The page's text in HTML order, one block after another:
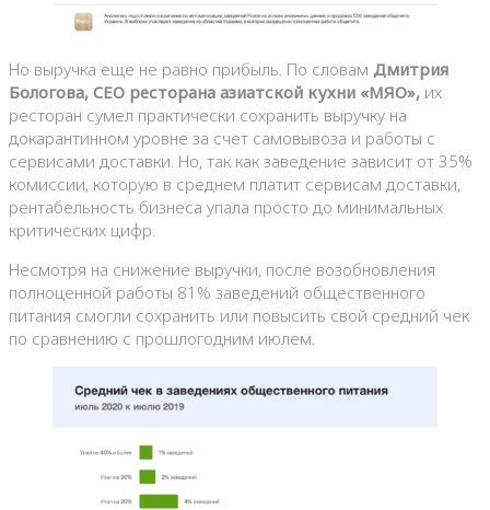
Но выручка еще не равно прибыль. По словам Дмитрия
Бологова, CEO ресторана азиатской кухни «МЯО», их
ресторан сумел практически сохранить выручку на
докарантинном уровне за счет самовывоза и работы с
сервисами доставки. Но, так как заведение зависит от 35%
комиссии, которую в среднем платит сервисам доставки,
рентабельность бизнеса упала просто до минимальных
критических цифр.
Несмотря на снижение выручки, после возобновления
полноценной работы 81% заведений общественного
питания смогли сохранить или повысить свой средний чек
по сравнению с прошлогодним июлем.